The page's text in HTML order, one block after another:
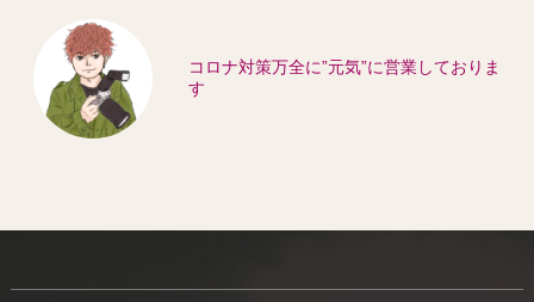
コロナ対策万全に”元気”に営業しておりま
す